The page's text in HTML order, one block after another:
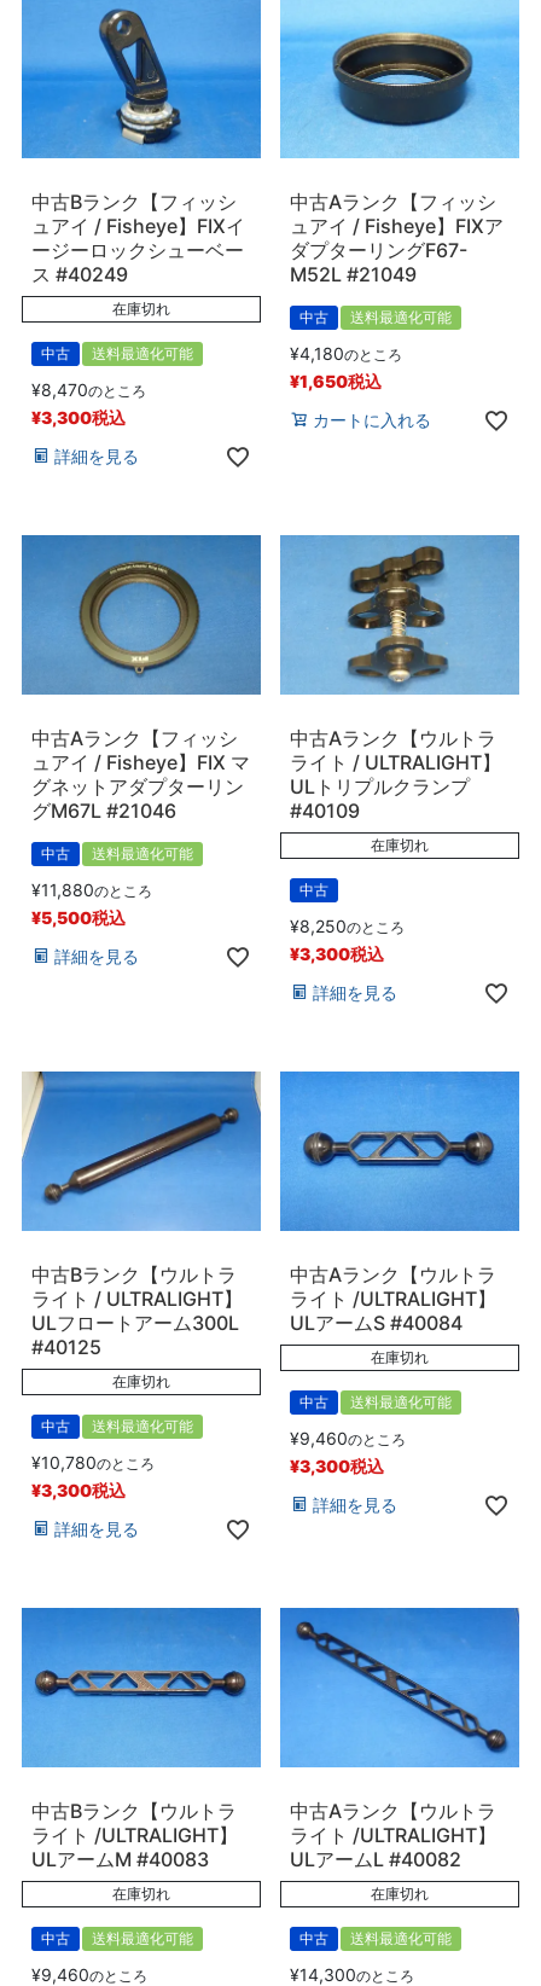
中古Bランク【フィッシ
ュアイ / Fisheye】FIXイ
ージーロックシューベー
ス #40249
在庫切れ
中古 送料最適化可能
¥8,470のところ
¥3,300税込
詳細を見る
中古Aランク【フィッシ
ュアイ / Fisheye】FIXア
ダプターリングF67-
M52L #21049
中古 送料最適化可能
¥4,180のところ
¥1,650税込
カートに入れる
中古Aランク【フィッシ
ュアイ / Fisheye】FIX マ
グネットアダプターリン
グM67L #21046
中古 送料最適化可能
¥11,880のところ
¥5,500税込
詳細を見る
中古Aランク【ウルトラ
ライト / ULTRALIGHT】
ULトリプルクランプ
#40109
在庫切れ
中古
¥8,250のところ
¥3,300税込
詳細を見る
中古Bランク【ウルトラ
ライト / ULTRALIGHT】
ULフロートアーム300L
#40125
在庫切れ
中古 送料最適化可能
¥10,780のところ
¥3,300税込
詳細を見る
中古Aランク【ウルトラ
ライト /ULTRALIGHT】
ULアームS #40084
在庫切れ
中古 送料最適化可能
¥9,460のところ
¥3,300税込
詳細を見る
中古Bランク【ウルトラ
ライト /ULTRALIGHT】
ULアームM #40083
在庫切れ
中古 送料最適化可能
¥9,460のところ
中古Aランク【ウルトラ
ライト /ULTRALIGHT】
ULアームL #40082
在庫切れ
中古 送料最適化可能
¥14,300のところ